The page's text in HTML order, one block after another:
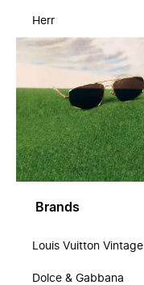
Herr
Brands
Louis Vuitton Vintage
Dolce & Gabbana